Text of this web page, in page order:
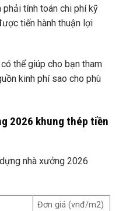
tính toán chi phí kỹ
tiến hành thuận lợi
thể giúp cho bạn tham
kinh phí sao cho phù
2026 khung thép tiền
nhà xưởng 2026
Đơn giá (vnđ/m2)